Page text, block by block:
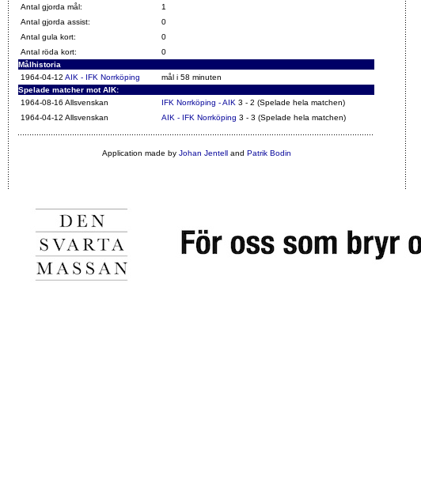
Antal gjorda mål:
1
Antal gjorda assist:
0
Antal gula kort:
0
Antal röda kort:
0
Målhistoria
1964-04-12 AIK - IFK Norrköping
mål i 58 minuten
Spelade matcher mot AIK:
1964-08-16 Allsvenskan
IFK Norrköping - AIK 3 - 2 (Spelade hela matchen)
1964-04-12 Allsvenskan
AIK - IFK Norrköping 3 - 3 (Spelade hela matchen)
Application made by Johan Jentelland Patrik Bodin